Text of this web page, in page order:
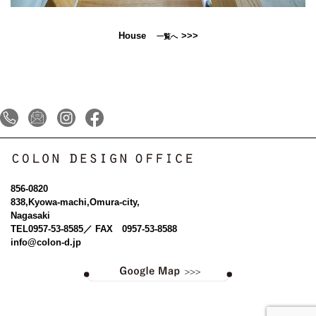
House 一覧へ >>>
856-0820
838,Kyowa-machi,Omura-city,
Nagasaki
TEL0957-53-8585 ／ FAX 0957-53-8588
info@colon-d.jp